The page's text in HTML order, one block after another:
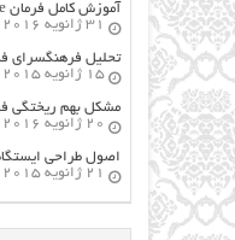
آموزش کامل فرمان Scale در اتوکد
31 ژانویه 2016
تحلیل فرهنگسرای
15 ژانویه 2015
مشکل بهم ریختگی
20 ژانویه 2016
اصول طراحي
21 ژانویه 2015